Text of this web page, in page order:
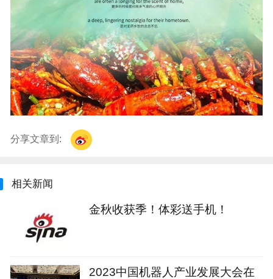
分享文章到:
相关新闻
金秋收获季！体彩送手机！
2023中国机器人产业发展大会在